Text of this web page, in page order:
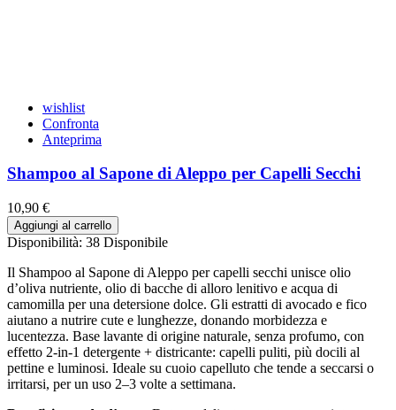
wishlist
Confronta
Anteprima
Shampoo al Sapone di Aleppo per Capelli Secchi
10,90 €
Aggiungi al carrello
Disponibilità: 38 Disponibile
Il Shampoo al Sapone di Aleppo per capelli secchi unisce olio
d’oliva nutriente, olio di bacche di alloro lenitivo e acqua di
camomilla per una detersione dolce. Gli estratti di avocado e fico
aiutano a nutrire cute e lunghezze, donando morbidezza e
lucentezza. Base lavante di origine naturale, senza profumo, con
effetto 2-in-1 detergente + districante: capelli puliti, più docili al
pettine e luminosi. Ideale su cuoio capelluto che tende a seccarsi o
irritarsi, per un uso 2–3 volte a settimana.